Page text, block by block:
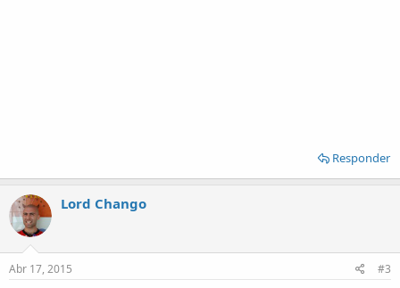
Responder
Lord Chango
Abr 17, 2015 #3